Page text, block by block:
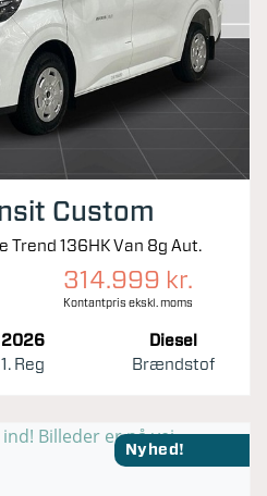
Custom
Trend 136HK Van 8g Aut.
314.999 kr.
Kontantpris ekskl. moms
2026
1. Reg
Diesel
Brændstof
Nyhed!